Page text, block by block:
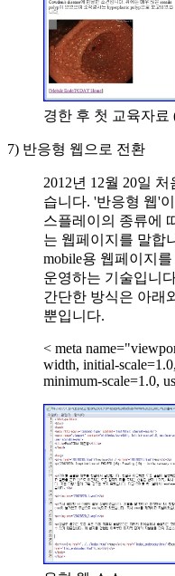
경한 후 첫 교육자료
7) 반응형 웹으로 전환
2012년 12월 20일
습니다. '반응형 웹'
스플레이의 종류에
는 웹페이지를 말합
mobile용 웹페이지
운영하는 기술입니
간단한 방식은 아래
뿐입니다.
< meta
width, initial-
minimum-scale=1.0,